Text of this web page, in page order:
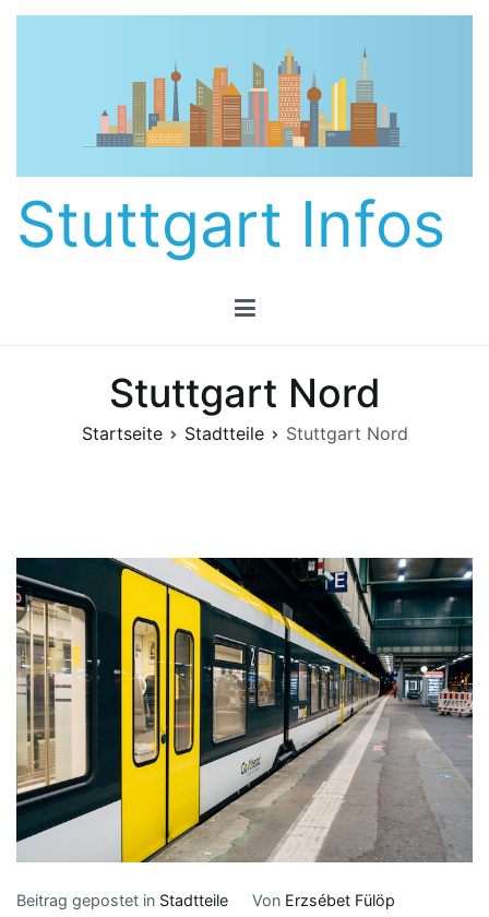
Zum
Stuttgart Infos
Stuttgart Nord
Startseite Stadtteile Stuttgart Nord
Beitrag gepostet in Stadtteile Von Erzsébet Fülöp